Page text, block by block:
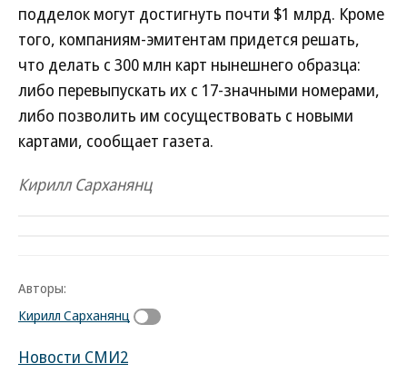
подделок могут достигнуть почти $1 млрд. Кроме
того, компаниям-эмитентам придется решать,
что делать с 300 млн карт нынешнего образца:
либо перевыпускать их с 17-значными номерами,
либо позволить им сосуществовать с новыми
картами, сообщает газета.
Кирилл Сарханянц
Авторы:
Кирилл Сарханянц
Новости СМИ2